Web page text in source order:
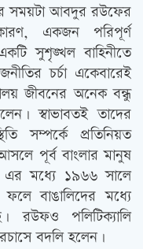
সময়টা আবদুর রউফের
একজন পরিপূর্ণ
সুশৃঙ্খল বাহিনীতে
চর্চা একেবারেই
জীবনের অনেক বন্ধু
স্বাভাবতই তাদের
সম্পর্কে প্রতিনিয়ত
পূর্ব বাংলার মানুষ
এর মধ্যে ১৯৬৬ সালে
বাঙালিদের মধ্যে
পলিটিক্যালি
বদলি হলেন।